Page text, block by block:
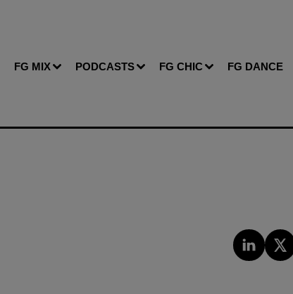
FG MIX PODCASTS FG CHIC FG DANCE